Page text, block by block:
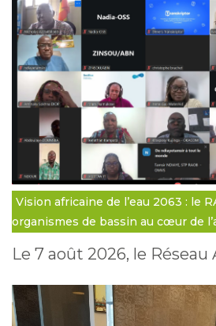
Vision africaine de l’eau 2063 : le
organismes de bassin au cœur de
Le 7 août 2026, le Réseau